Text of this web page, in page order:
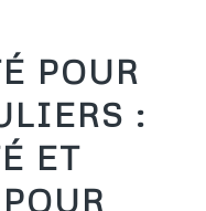
POUR
:
ET